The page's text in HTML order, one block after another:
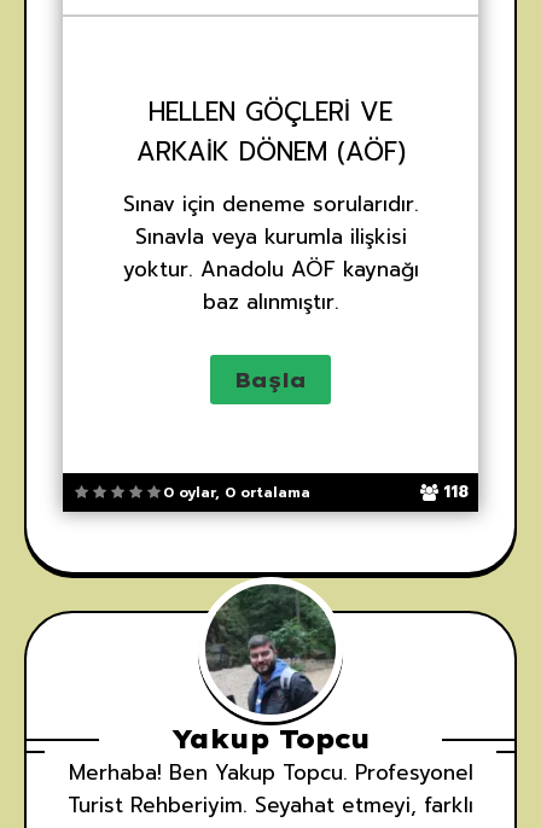
0 oylar, 0 ortalama 118
HELLEN GÖÇLERI VE
ARKAIK DÖNEM (AÖF)
Sınav için deneme sorularıdır.
Sınavla veya kurumla ilişkisi
yoktur. Anadolu AÖF kaynağı
baz alınmıştır.
Yakup Topcu
Merhaba! Ben Yakup Topcu. Profesyonel
Turist Rehberiyim. Seyahat etmeyi, farklı